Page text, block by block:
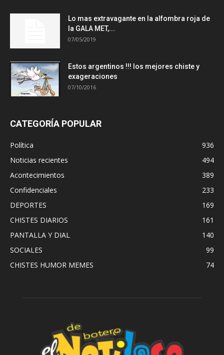
Lo mas extravagante en la alfombra roja de
la GALA MET,...
07/05/2019
Estos argentinos !!! los mejores chiste y
exageraciones
07/10/2016
CATEGORÍA POPULAR
Política
936
Noticias recientes
494
Acontecimientos
389
Confidenciales
233
DEPORTES
169
CHISTES DIARIOS
161
PANTALLA Y DIAL
140
SOCIALES
99
CHISTES HUMOR MEMES
74